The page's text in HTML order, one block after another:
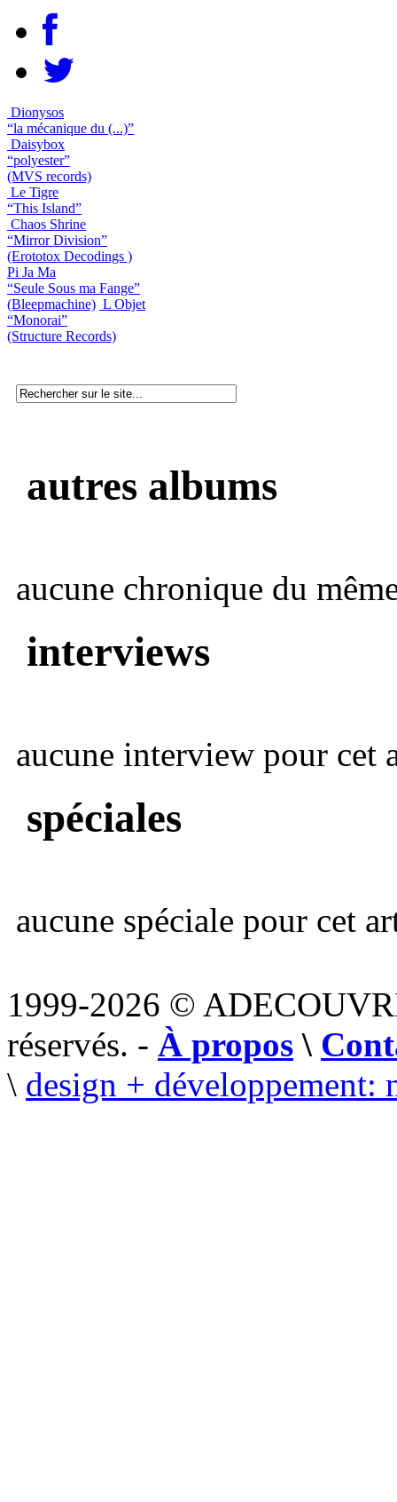
Dionysos
“la mécanique du (...)”
Daisybox
“polyester”
(MVS records)
Le Tigre
“This Island”
Chaos Shrine
“Mirror Division”
(Erototox Decodings )
Pi Ja Ma
“Seule Sous ma Fange”
(Bleepmachine) L Objet
“Monorai”
(Structure Records)
autres albums
aucune chronique du
interviews
aucune interview pour cet
spéciales
aucune spéciale pour cet
1999-2026 ©
réservés. - À propos \
\ design + développement: